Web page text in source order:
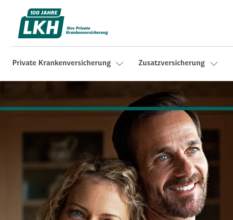
Private Krankenversicherung Zusatzversicherung